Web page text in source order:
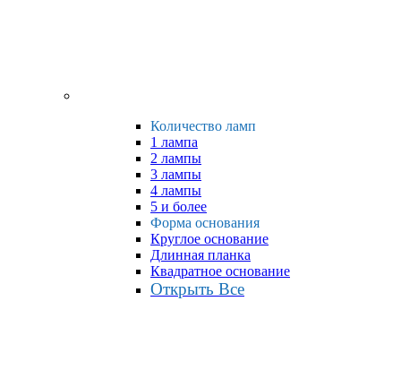
Количество ламп
1 лампа
2 лампы
3 лампы
4 лампы
5 и более
Форма основания
Круглое основание
Длинная планка
Квадратное основание
Открыть Все